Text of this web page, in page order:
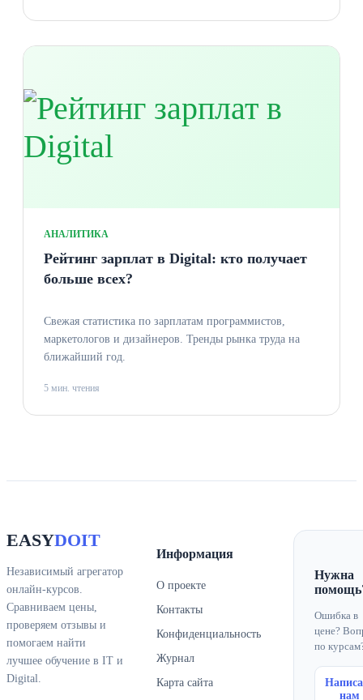
АНАЛИТИКА
Рейтинг зарплат в Digital: кто получает
больше всех?
Свежая статистика по зарплатам программистов,
маркетологов и дизайнеров. Тренды рынка труда на
ближайший год.
5 мин. чтения
EASYDOIT
Независимый агрегатор
онлайн-курсов.
Сравниваем цены,
проверяем отзывы и
помогаем найти
лучшее обучение в IT и
Digital.
Информация
О проекте
Контакты
Конфиденциальность
Журнал
Карта сайта
Нужна
Ошибка в
цене?
по
нам